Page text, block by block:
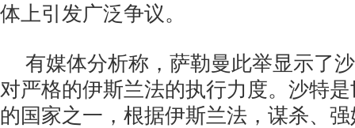
体上引发广泛争议。
有媒体分析称，萨勒曼此举显示了
对严格的伊斯兰法的执行力度。沙特
的国家之一，根据伊斯兰法，谋杀、